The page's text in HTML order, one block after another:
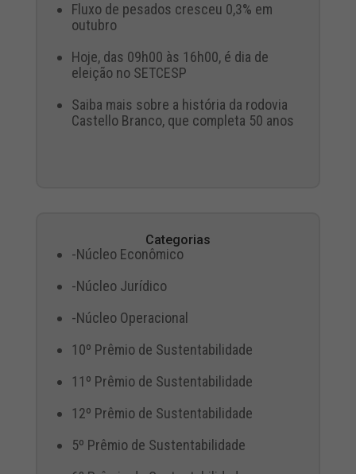
Fluxo de pesados cresceu 0,3% em
outubro
Hoje, das 09h00 às 16h00, é dia de
eleição no SETCESP
Saiba mais sobre a história da rodovia
Castello Branco, que completa 50 anos
Categorias
-Núcleo Econômico
-Núcleo Jurídico
-Núcleo Operacional
10º Prêmio de Sustentabilidade
11º Prêmio de Sustentabilidade
12º Prêmio de Sustentabilidade
5º Prêmio de Sustentabilidade